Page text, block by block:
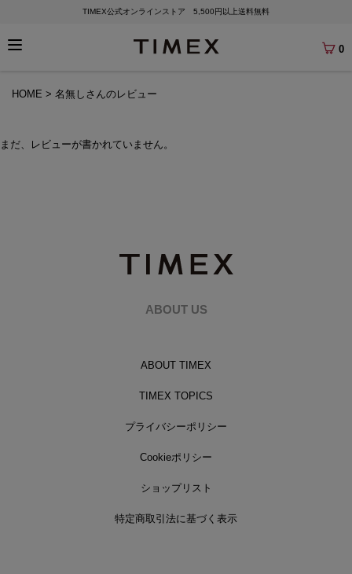
TIMEX公式オンラインストア 5,500円以上送料無料
0
HOME 名無しさんのレビュー
まだ、レビューが書かれていません。
ABOUT US
ABOUT TIMEX
TIMEX TOPICS
プライバシーポリシー
Cookieポリシー
ショップリスト
特定商取引法に基づく表示